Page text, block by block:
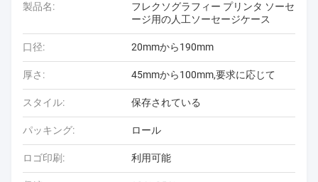
製品名:
フレクソグラフィー プリンタ ソーセ
ージ用の人工ソーセージケース
口径: 20mmから190mm
厚さ: 45mmから100mm,要求に応じて
スタイル: 保存されている
パッキング: ロール
ロゴ印刷: 利用可能